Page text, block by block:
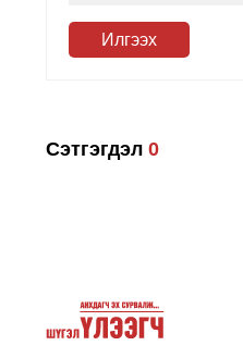
Илгээх
Сэтгэгдэл 0